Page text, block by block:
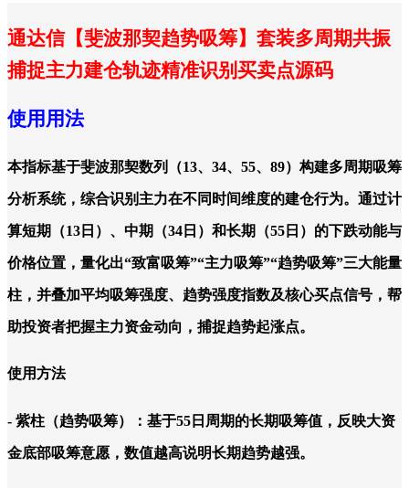
通达信【斐波那契趋势吸筹】套装多周期共振
捕捉主力建仓轨迹精准识别买卖点源码
使用用法
本指标基于斐波那契数列（13、34、55、89）构建多周期吸筹
分析系统，综合识别主力在不同时间维度的建仓行为。通过计
算短期（13日）、中期（34日）和长期（55日）的下跌动能与
价格位置，量化出“致富吸筹”“主力吸筹”“趋势吸筹”三大能量
柱，并叠加平均吸筹强度、趋势强度指数及核心买点信号，帮
助投资者把握主力资金动向，捕捉趋势起涨点。
使用方法
- 紫柱（趋势吸筹）：基于55日周期的长期吸筹值，反映大资
金底部吸筹意愿，数值越高说明长期趋势越强。